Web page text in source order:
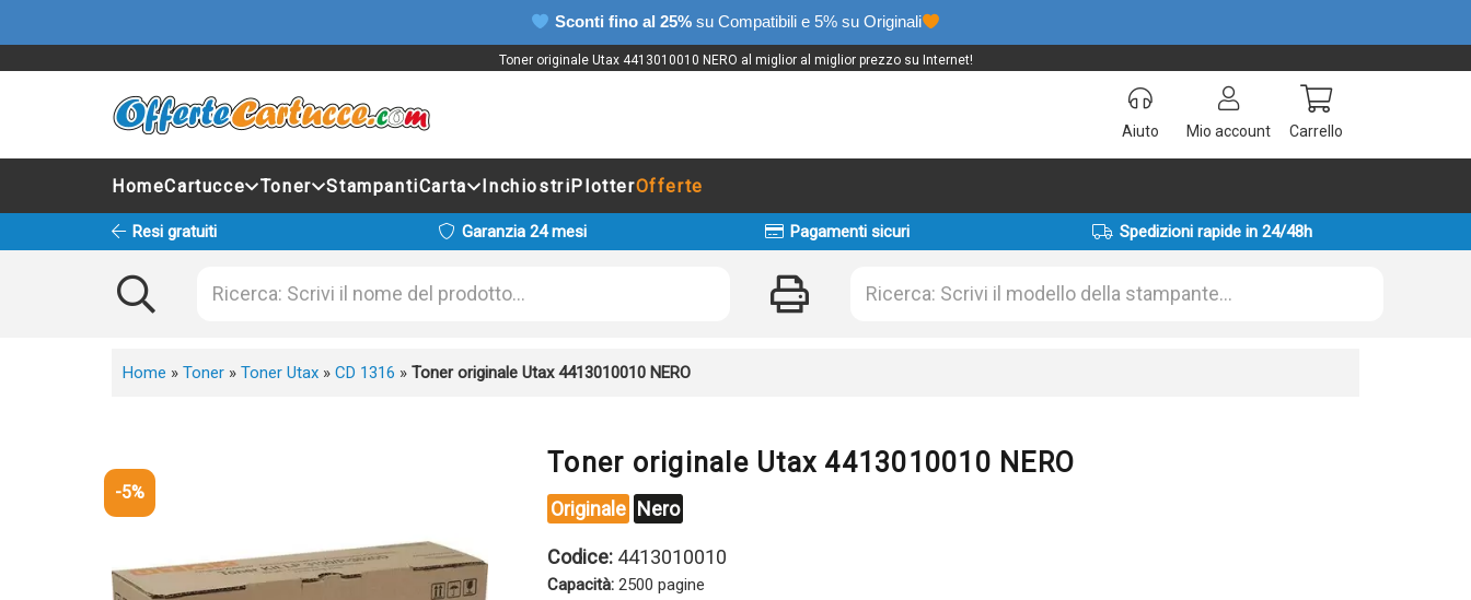
Sconti fino al 25% su Compatibili e 5% su Originali
Toner originale Utax 4413010010 NERO al miglior al miglior prezzo su Internet!
Aiuto Mio account Carrello
HomeCartucce Toner StampantiCarta InchiostriPlotterOfferte
Resi gratuiti Garanzia 24 mesi Pagamenti sicuri Spedizioni rapide in 24/48h
Home » Toner » Toner Utax » CD 1316 » Toner originale Utax 4413010010 NERO
-5%
Toner originale Utax 4413010010 NERO
Originale Nero
Codice: 4413010010
Capacità: 2500 pagine